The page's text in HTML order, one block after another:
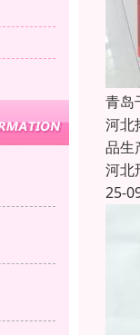
青岛
河北
品生
河北
25-